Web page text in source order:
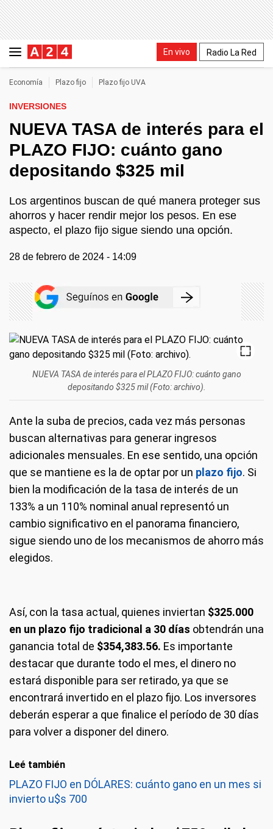
En vivo Radio La Red
Economía Plazo fijo Plazo fijo UVA
INVERSIONES
NUEVA TASA de interés para el
PLAZO FIJO: cuánto gano
depositando $325 mil
Los argentinos buscan de qué manera proteger sus
ahorros y hacer rendir mejor los pesos. En ese
aspecto, el plazo fijo sigue siendo una opción.
28 de febrero de 2024 - 14:09
NUEVA TASA de interés para el PLAZO FIJO: cuánto gano
depositando $325 mil (Foto: archivo).
Ante la suba de precios, cada vez más personas
buscan alternativas para generar ingresos
adicionales mensuales. En ese sentido, una opción
que se mantiene es la de optar por un plazo fijo. Si
bien la modificación de la tasa de interés de un
133% a un 110% nominal anual representó un
cambio significativo en el panorama financiero,
sigue siendo uno de los mecanismos de ahorro más
elegidos.
Así, con la tasa actual, quienes inviertan $325.000
en un plazo fijo tradicional a 30 días obtendrán una
ganancia total de $354,383.56. Es importante
destacar que durante todo el mes, el dinero no
estará disponible para ser retirado, ya que se
encontrará invertido en el plazo fijo. Los inversores
deberán esperar a que finalice el período de 30 días
para volver a disponer del dinero.
Leé también
PLAZO FIJO en DÓLARES: cuánto gano en un mes si
invierto u$s 700